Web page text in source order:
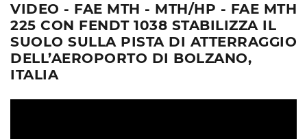
VIDEO - FAE MTH - MTH/HP - FAE MTH
225 CON FENDT 1038 STABILIZZA IL
SUOLO SULLA PISTA DI ATTERRAGGIO
DELL’AEROPORTO DI BOLZANO,
ITALIA